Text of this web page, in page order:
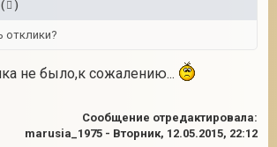
( )
отклики?
не было,к сожалению...
Сообщение отредактировала:
marusia_1975 - Вторник, 12.05.2015, 22:12